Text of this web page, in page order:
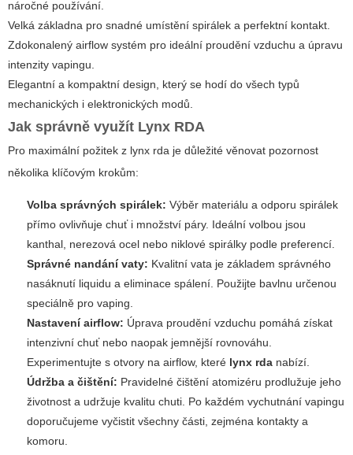
náročné používání.
Velká základna pro snadné umístění spirálek a perfektní kontakt.
Zdokonalený airflow systém pro ideální proudění vzduchu a úpravu
intenzity vapingu.
Elegantní a kompaktní design, který se hodí do všech typů
mechanických i elektronických modů.
Jak správně využít Lynx RDA
Pro maximální požitek z lynx rda je důležité věnovat pozornost
několika klíčovým krokům:
Volba správných spirálek: Výběr materiálu a odporu spirálek
přímo ovlivňuje chuť i množství páry. Ideální volbou jsou
kanthal, nerezová ocel nebo niklové spirálky podle preferencí.
Správné nandání vaty: Kvalitní vata je základem správného
nasáknutí liquidu a eliminace spálení. Použijte bavlnu určenou
speciálně pro vaping.
Nastavení airflow: Úprava proudění vzduchu pomáhá získat
intenzivní chuť nebo naopak jemnější rovnováhu.
Experimentujte s otvory na airflow, které lynx rda nabízí.
Údržba a čištění: Pravidelné čištění atomizéru prodlužuje jeho
životnost a udržuje kvalitu chuti. Po každém vychutnání vapingu
doporučujeme vyčistit všechny části, zejména kontakty a
komoru.